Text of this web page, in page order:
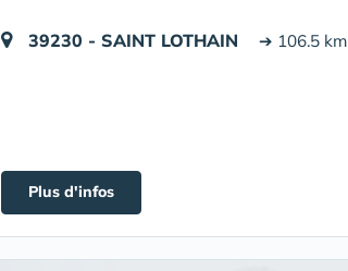
39230 - SAINT LOTHAIN ➔ 106.5 km
Plus d'infos